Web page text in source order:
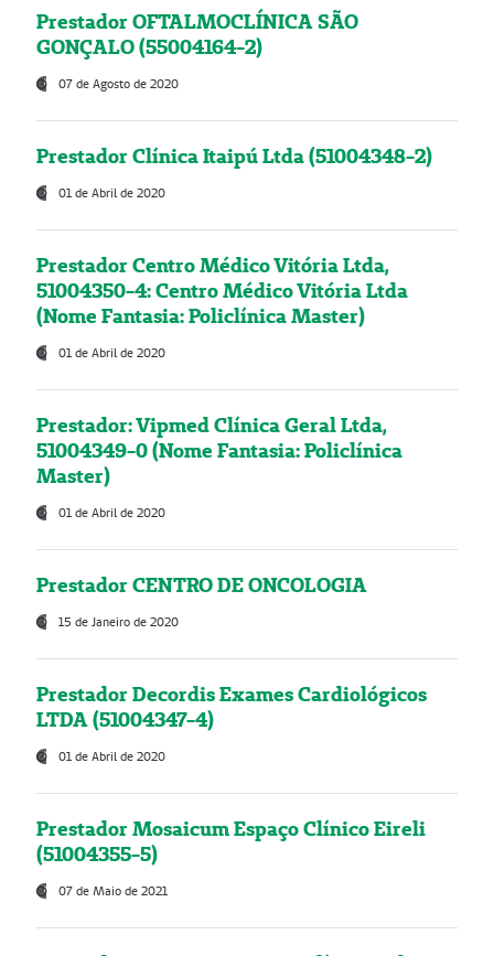
Prestador OFTALMOCLÍNICA SÃO
GONÇALO (55004164-2)
07 de Agosto de 2020
Prestador Clínica Itaipú Ltda (51004348-2)
01 de Abril de 2020
Prestador Centro Médico Vitória Ltda,
51004350-4: Centro Médico Vitória Ltda
(Nome Fantasia: Policlínica Master)
01 de Abril de 2020
Prestador: Vipmed Clínica Geral Ltda,
51004349-0 (Nome Fantasia: Policlínica
Master)
01 de Abril de 2020
Prestador CENTRO DE ONCOLOGIA
15 de Janeiro de 2020
Prestador Decordis Exames Cardiológicos
LTDA (51004347-4)
01 de Abril de 2020
Prestador Mosaicum Espaço Clínico Eireli
(51004355-5)
07 de Maio de 2021